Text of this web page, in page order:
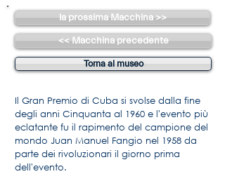
la prossima Macchina >>
<< Macchina precedente
Torna al museo
Il Gran Premio di Cuba si svolse dalla fine
degli anni Cinquanta al 1960 e l'evento più
eclatante fu il rapimento del campione del
mondo Juan Manuel Fangio nel 1958 da
parte dei rivoluzionari il giorno prima
dell'evento.